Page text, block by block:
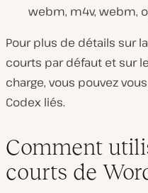
webm, m4v, webm,
Pour plus de détails sur
courts par défaut et sur
charge, vous pouvez
Codex liés.
Comment
courts de